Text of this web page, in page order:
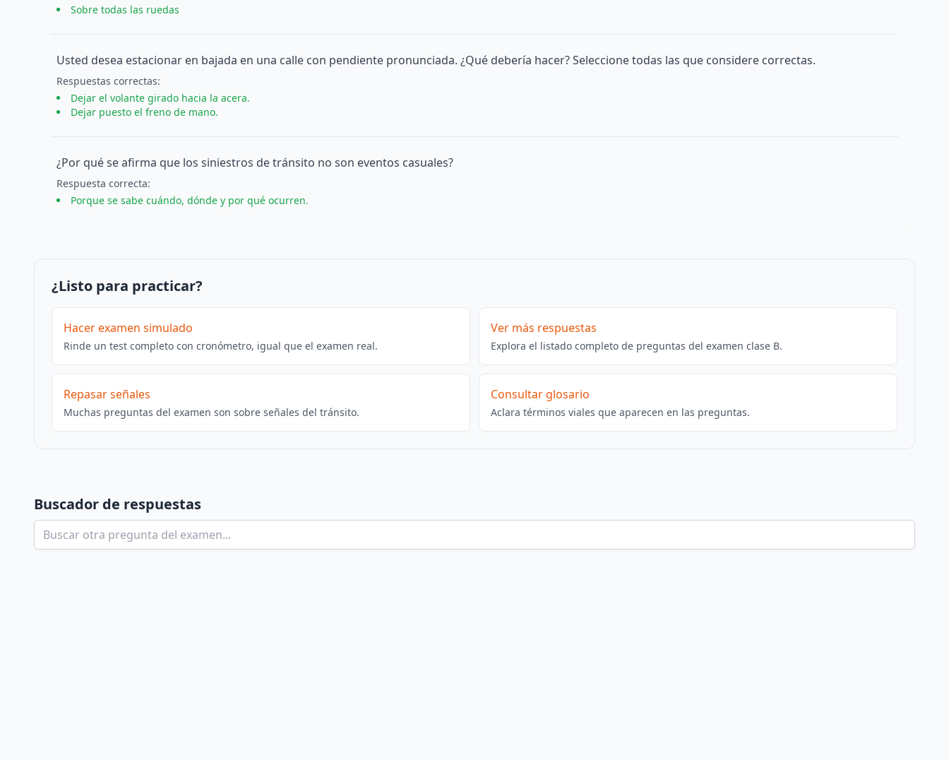
Sobre todas las ruedas
Usted desea estacionar en bajada en una calle con pendiente pronunciada. ¿Qué debería hacer? Seleccione todas las que considere correctas.
Respuestas correctas:
Dejar el volante girado hacia la acera.
Dejar puesto el freno de mano.
¿Por qué se afirma que los siniestros de tránsito no son eventos casuales?
Respuesta correcta:
Porque se sabe cuándo, dónde y por qué ocurren.
¿Listo para practicar?
Hacer examen simulado
Rinde un test completo con cronómetro, igual que el examen real.
Ver más respuestas
Explora el listado completo de preguntas del examen clase B.
Repasar señales
Muchas preguntas del examen son sobre señales del tránsito.
Consultar glosario
Aclara términos viales que aparecen en las preguntas.
Buscador de respuestas